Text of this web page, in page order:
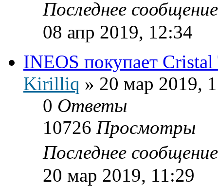
Последнее
08 апр 2019, 12:34
INEOS покупает
Kirilliq » 20 мар 2019,
0 Ответы
10726 Просмотры
Последнее
20 мар 2019, 11:29